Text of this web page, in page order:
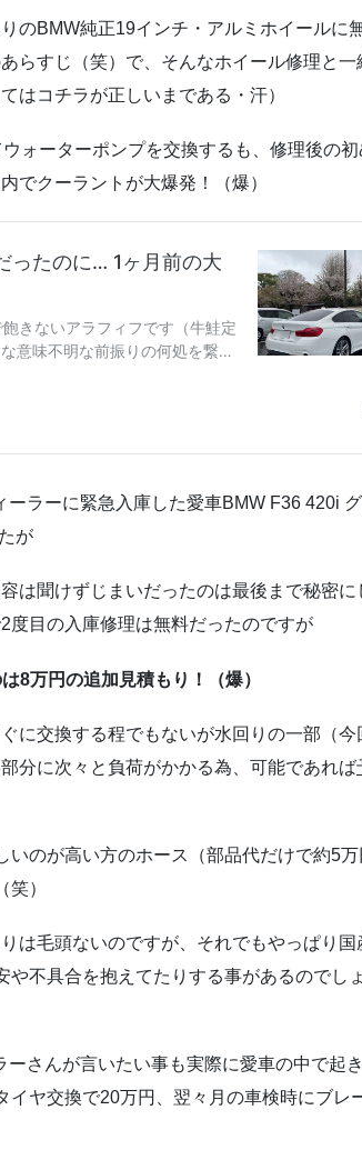
のBMW純正19インチ・アルミホイールに
らすじ（笑）で、そんなホイール修理と一
はコチラが正しいまである・汗）
ォーターポンプを交換するも、修理後の
でクーラントが大爆発！（爆）
ラーに緊急入庫した愛車BMW F36 420i
が
は聞けずじまいだったのは最後まで秘密に
度目の入庫修理は無料だったのですが
8万円の追加見積もり！（爆）
に交換する程でもないが水回りの一部（今
分に次々と負荷がかかる為、可能であれば
いのが高い方のホース（部品代だけで約5
）
は毛頭ないのですが、それでもやっぱり国
不具合を抱えてたりする事があるのでし
さんが言いたい事も実際に愛車の中で起
ヤ交換で20万円、翌々月の車検時にブレ